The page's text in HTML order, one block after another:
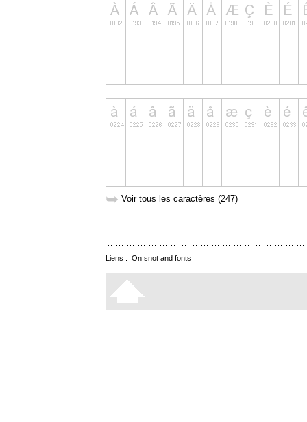
➥ Voir tous les caractères (247)
Liens : On snot and fonts